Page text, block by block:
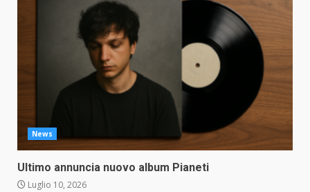
News
Ultimo annuncia nuovo album Pianeti
Luglio 10, 2026